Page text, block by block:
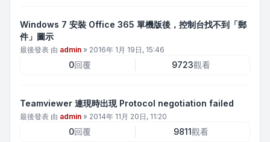
Windows 7 安裝 Office 365 單機版後，控制台找不到「郵
件」圖示
最後發表 由 admin » 2016年 1月 19日, 15:46
0回覆 9723觀看
Teamviewer 連現時出現 Protocol negotiation failed
最後發表 由 admin » 2014年 11月 20日, 11:20
0回覆 9811觀看